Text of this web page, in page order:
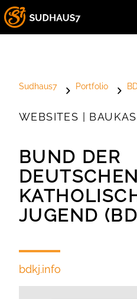
Sudhaus7 Portfolio
WEBSITES |
BUND DER
DEUTSCHEN
JUGEND
bdkj.info